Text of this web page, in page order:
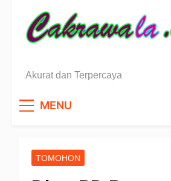
Berita Sulawesi Utara
Akurat dan Terpercaya
MENU
TOMOHON